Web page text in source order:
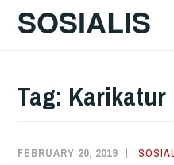
SOSIALIS
Tag: Karikatur
FEBRUARY 20, 2019